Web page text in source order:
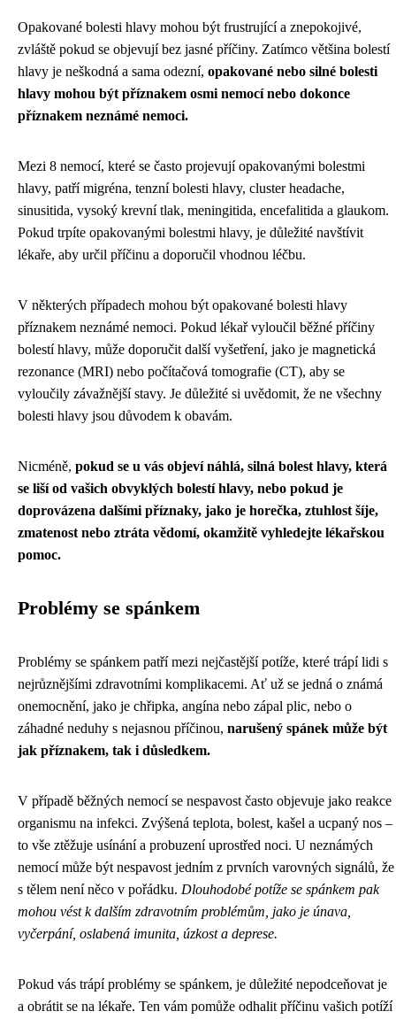
Opakované bolesti hlavy mohou být frustrující a znepokojivé,
zvláště pokud se objevují bez jasné příčiny. Zatímco většina bolestí
hlavy je neškodná a sama odezní, opakované nebo silné bolesti
hlavy mohou být příznakem osmi nemocí nebo dokonce
příznakem neznámé nemoci.
Mezi 8 nemocí, které se často projevují opakovanými bolestmi
hlavy, patří migréna, tenzní bolesti hlavy, cluster headache,
sinusitida, vysoký krevní tlak, meningitida, encefalitida a glaukom.
Pokud trpíte opakovanými bolestmi hlavy, je důležité navštívit
lékaře, aby určil příčinu a doporučil vhodnou léčbu.
V některých případech mohou být opakované bolesti hlavy
příznakem neznámé nemoci. Pokud lékař vyloučil běžné příčiny
bolestí hlavy, může doporučit další vyšetření, jako je magnetická
rezonance (MRI) nebo počítačová tomografie (CT), aby se
vyloučily závažnější stavy. Je důležité si uvědomit, že ne všechny
bolesti hlavy jsou důvodem k obavám.
Nicméně, pokud se u vás objeví náhlá, silná bolest hlavy, která
se liší od vašich obvyklých bolestí hlavy, nebo pokud je
doprovázena dalšími příznaky, jako je horečka, ztuhlost šíje,
zmatenost nebo ztráta vědomí, okamžitě vyhledejte lékařskou
pomoc.
Problémy se spánkem
Problémy se spánkem patří mezi nejčastější potíže, které trápí lidi s
nejrůznějšími zdravotními komplikacemi. Ať už se jedná o známá
onemocnění, jako je chřipka, angína nebo zápal plic, nebo o
záhadné neduhy s nejasnou příčinou, narušený spánek může být
jak příznakem, tak i důsledkem.
V případě běžných nemocí se nespavost často objevuje jako reakce
organismu na infekci. Zvýšená teplota, bolest, kašel a ucpaný nos –
to vše ztěžuje usínání a probuzení uprostřed noci. U neznámých
nemocí může být nespavost jedním z prvních varovných signálů, že
s tělem není něco v pořádku. Dlouhodobé potíže se spánkem pak
mohou vést k dalším zdravotním problémům, jako je únava,
vyčerpání, oslabená imunita, úzkost a deprese.
Pokud vás trápí problémy se spánkem, je důležité nepodceňovat je
a obrátit se na lékaře. Ten vám pomůže odhalit příčinu vašich potíží